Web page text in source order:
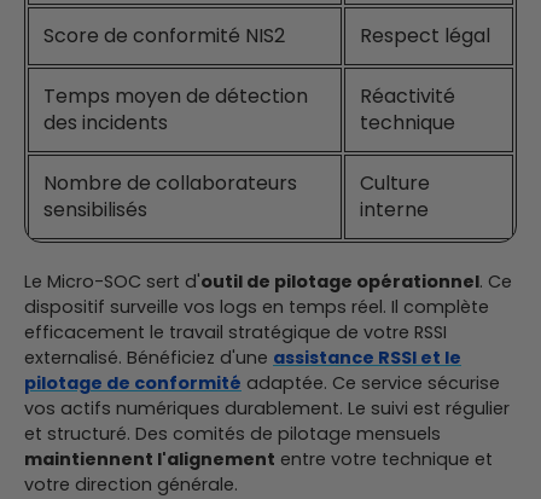
Score de conformité NIS2 Respect légal
Temps moyen de détection
des incidents
Réactivité
technique
Nombre de collaborateurs
sensibilisés
Culture
interne
Le Micro-SOC sert d'outil de pilotage opérationnel. Ce
dispositif surveille vos logs en temps réel. Il complète
efficacement le travail stratégique de votre RSSI
externalisé. Bénéficiez d'une assistance RSSI et le
pilotage de conformité adaptée. Ce service sécurise
vos actifs numériques durablement. Le suivi est régulier
et structuré. Des comités de pilotage mensuels
maintiennent l'alignement entre votre technique et
votre direction générale.